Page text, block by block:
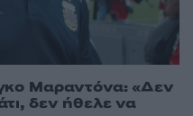
Μαραντόνα: «Δεν
δεν ήθελε να